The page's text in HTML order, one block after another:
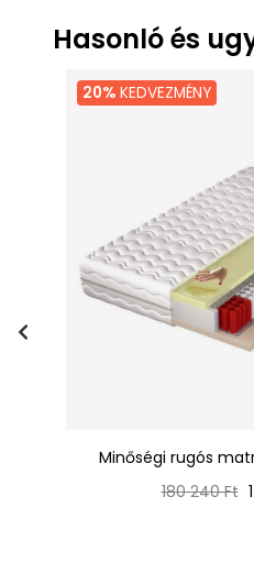
Hasonló és
20% KEDVEZMÉNY
Minőségi rugós
Normál
180 240 Ft